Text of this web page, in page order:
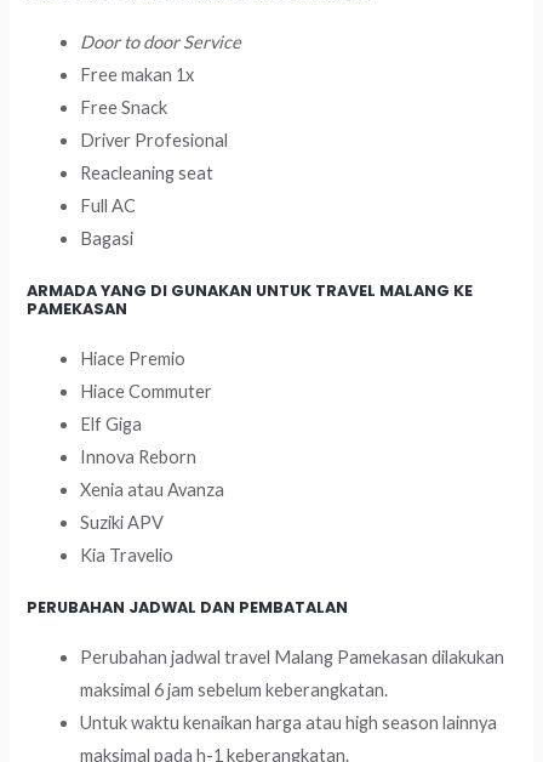
Door to door Service
Free makan 1x
Free Snack
Driver Profesional
Reacleaning seat
Full AC
Bagasi
ARMADA YANG DI GUNAKAN UNTUK TRAVEL MALANG KE
PAMEKASAN
Hiace Premio
Hiace Commuter
Elf Giga
Innova Reborn
Xenia atau Avanza
Suziki APV
Kia Travelio
PERUBAHAN JADWAL DAN PEMBATALAN
Perubahan jadwal travel Malang Pamekasan dilakukan
maksimal 6 jam sebelum keberangkatan.
Untuk waktu kenaikan harga atau high season lainnya
maksimal pada h-1 keberangkatan.